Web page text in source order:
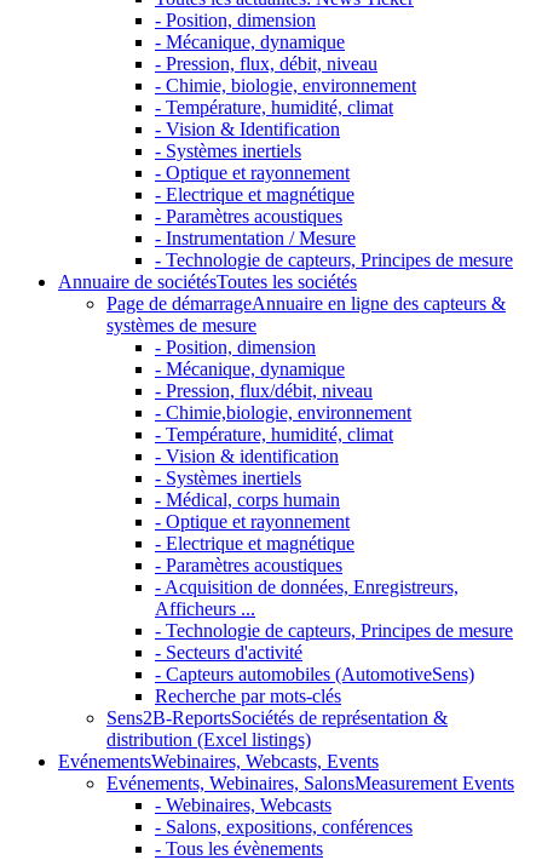
- Position, dimension
- Mécanique, dynamique
- Pression, flux, débit, niveau
- Chimie, biologie, environnement
- Température, humidité, climat
- Vision & Identification
- Systèmes inertiels
- Optique et rayonnement
- Electrique et magnétique
- Paramètres acoustiques
- Instrumentation / Mesure
- Technologie de capteurs, Principes de mesure
Annuaire de sociétésToutes les sociétés
Page de démarrageAnnuaire en ligne des capteurs &
systèmes de mesure
- Position, dimension
- Mécanique, dynamique
- Pression, flux/débit, niveau
- Chimie,biologie, environnement
- Température, humidité, climat
- Vision & identification
- Systèmes inertiels
- Médical, corps humain
- Optique et rayonnement
- Electrique et magnétique
- Paramètres acoustiques
- Acquisition de données, Enregistreurs,
Afficheurs ...
- Technologie de capteurs, Principes de mesure
- Secteurs d'activité
- Capteurs automobiles (AutomotiveSens)
Recherche par mots-clés
Sens2B-ReportsSociétés de représentation &
distribution (Excel listings)
EvénementsWebinaires, Webcasts, Events
Evénements, Webinaires, SalonsMeasurement Events
- Webinaires, Webcasts
- Salons, expositions, conférences
- Tous les évènements